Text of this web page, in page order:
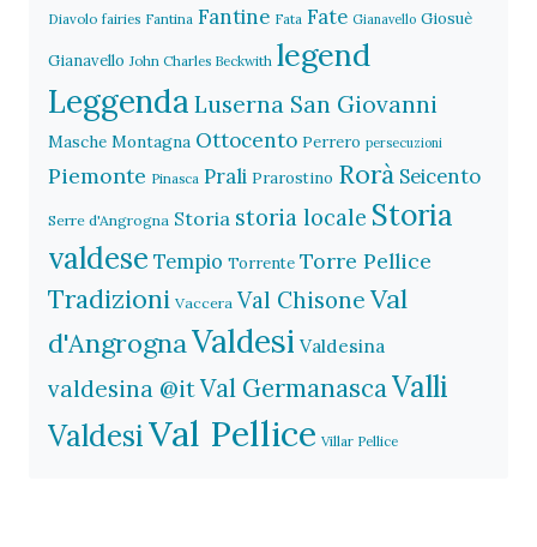
Diavolo fairies Fantina Fantine Fata Fate Gianavello Giosuè
Gianavello John Charles Beckwith legend
Leggenda Luserna San Giovanni
Masche Montagna Ottocento Perrero persecuzioni
Piemonte Pinasca Prali Prarostino Rorà Seicento
Serre d'Angrogna Storia storia locale Storia
valdese Tempio Torrente Torre Pellice
Tradizioni Vaccera Val Chisone Val
d'AngrognaValdesi Valdesina
valdesina @itVal GermanascaValli
ValdesiVal Pellice Villar Pellice